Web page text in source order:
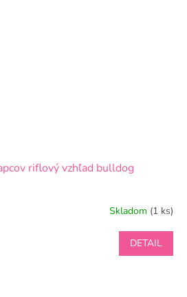
riflový vzhľad bulldog
Skladom (1 ks)
DETAIL